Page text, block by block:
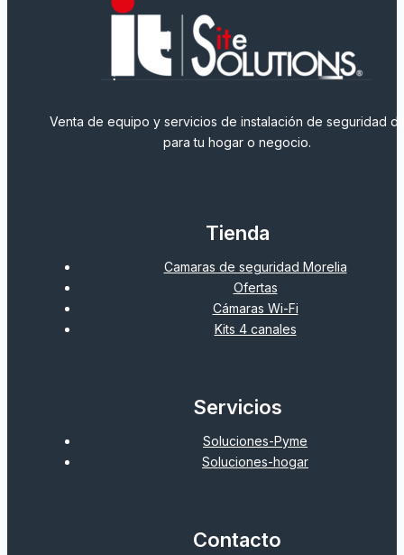
Venta de equipo y servicios de instalación de seguridad
para tu hogar o negocio.
Tienda
Camaras de seguridad Morelia
Ofertas
Cámaras Wi-Fi
Kits 4 canales
Servicios
Soluciones-Pyme
Soluciones-hogar
Contacto